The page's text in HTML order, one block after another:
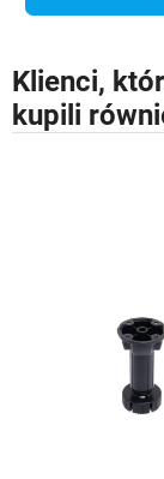
Klienci,
kupili